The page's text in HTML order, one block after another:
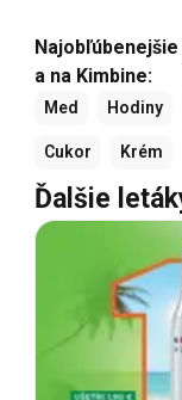
a na Kimbine:
Med Hodiny
Cukor Krém
Ďalšie